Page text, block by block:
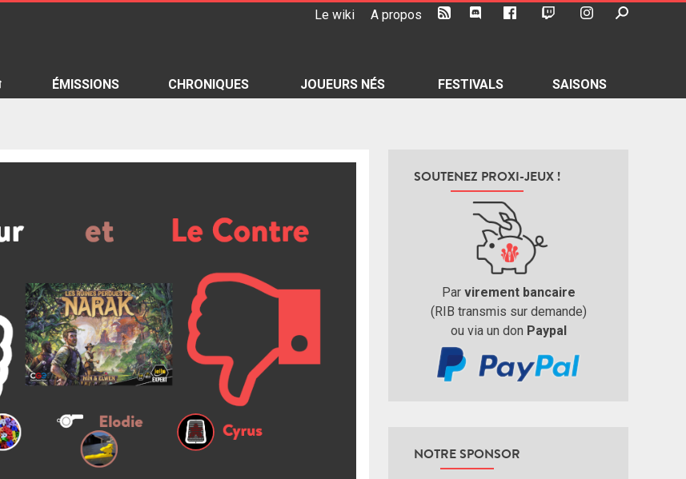
Le wiki A propos
ÉMISSIONS CHRONIQUES JOUEURS NÉS FESTIVALS SAISONS
SOUTENEZ PROXI-JEUX !
Par virement bancaire
(RIB transmis sur demande)
ou via un don Paypal
NOTRE SPONSOR